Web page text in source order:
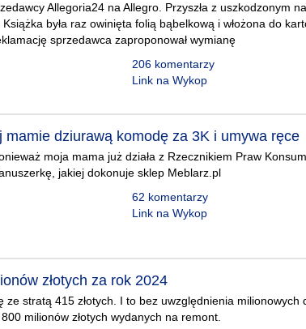
Allegoria24 na Allegro. Przyszła z uszkodzonym
była raz owinięta folią bąbelkową i włożona do
sprzedawca zaproponował wymianę
206 komentarzy
Link na Wykop
mamie dziurawą komodę za 3K i umywa ręce
moja mama już działa z Rzecznikiem Praw
jakiej dokonuje sklep Meblarz.pl
62 komentarzy
Link na Wykop
złotych za rok 2024
ze stratą 415 złotych. I to bez uwzględnienia milionowych
milionów złotych wydanych na remont.